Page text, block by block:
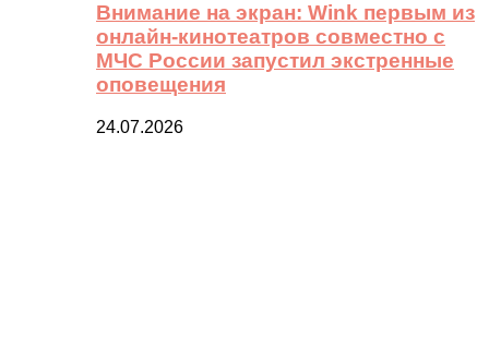
Внимание на экран: Wink первым из
онлайн-кинотеатров совместно с
МЧС России запустил экстренные
оповещения
24.07.2026